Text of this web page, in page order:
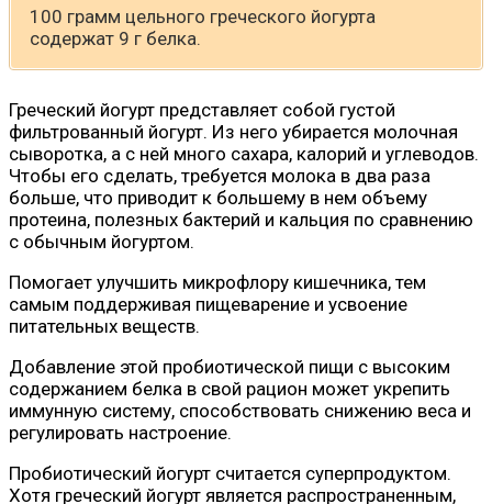
100 грамм цельного греческого йогурта
содержат 9 г белка.
Греческий йогурт представляет собой густой
фильтрованный йогурт. Из него убирается молочная
сыворотка, а с ней много сахара, калорий и углеводов.
Чтобы его сделать, требуется молока в два раза
больше, что приводит к большему в нем объему
протеина, полезных бактерий и кальция по сравнению
с обычным йогуртом.
Помогает улучшить микрофлору кишечника, тем
самым поддерживая пищеварение и усвоение
питательных веществ.
Добавление этой пробиотической пищи с высоким
содержанием белка в свой рацион может укрепить
иммунную систему, способствовать снижению веса и
регулировать настроение.
Пробиотический йогурт считается суперпродуктом.
Хотя греческий йогурт является распространенным,